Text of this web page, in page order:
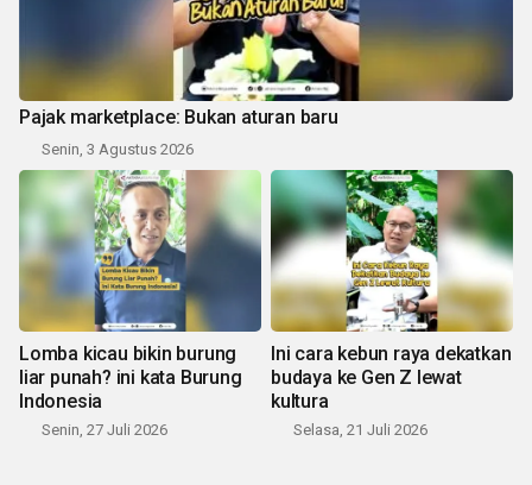
Pajak marketplace: Bukan aturan baru
Senin, 3 Agustus 2026
Lomba kicau bikin burung
liar punah? ini kata Burung
Indonesia
Senin, 27 Juli 2026
Ini cara kebun raya dekatkan
budaya ke Gen Z lewat
kultura
Selasa, 21 Juli 2026